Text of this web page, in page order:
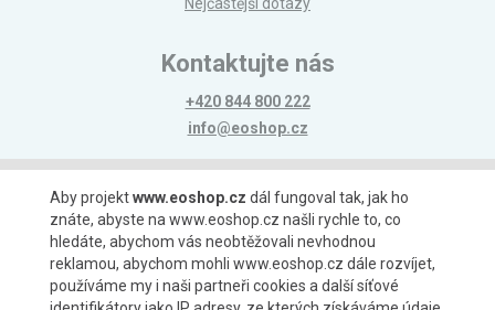
Nejčastější dotazy
Kontaktujte nás
+420 844 800 222
info@eoshop.cz
Možnosti platby
Aby projektwww.eoshop.cz dál fungoval tak, jak ho
znáte, abyste na www.eoshop.cz našli rychle to, co
hledáte, abychom vás neobtěžovali nevhodnou
reklamou, abychom mohli www.eoshop.cz dále rozvíjet,
používáme my i naši partneři cookies a další síťové